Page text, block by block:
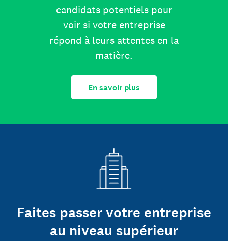
candidats potentiels pour
voir si votre entreprise
répond à leurs attentes en la
matière.
En savoir plus
Faites passer votre entreprise
au niveau supérieur